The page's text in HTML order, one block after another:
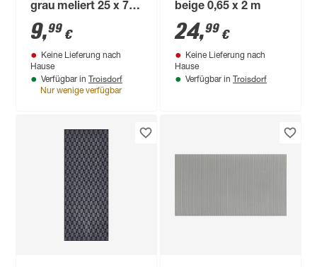
grau meliert 25 x 75
cm
9,99 €
Keine Lieferung nach
Hause
Verfügbar in Troisdorf
Nur wenige verfügbar
beige 0,65 x 2 m
24,99 €
Keine Lieferung nach
Hause
Verfügbar in Troisdorf